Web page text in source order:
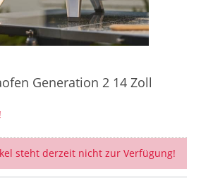
Generation 2 14 Zoll
steht derzeit nicht zur Verfügung!